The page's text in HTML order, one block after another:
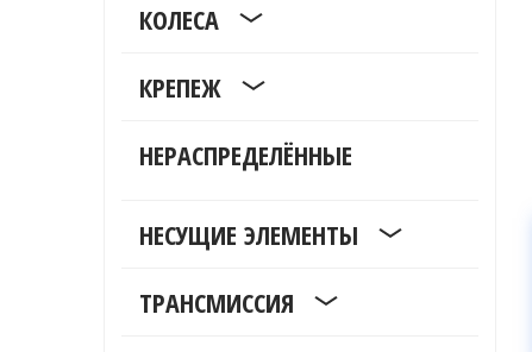
КОЛЕСА
КРЕПЕЖ
НЕРАСПРЕДЕЛЁННЫЕ
НЕСУЩИЕ ЭЛЕМЕНТЫ
ТРАНСМИССИЯ